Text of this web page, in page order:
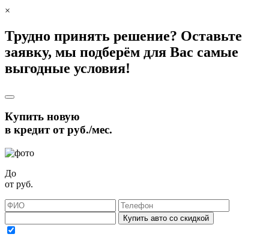
×
Трудно принять решение? Оставьте
заявку, мы подберём для Вас самые
выгодные условия!
Купить новую
в кредит отруб./мес.
До
от руб.
Купить авто со скидкой